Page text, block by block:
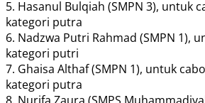
5. Hasanul Bulqiah (SMPN 3), untuk
kategori putra
6. Nadzwa Putri Rahmad (SMPN 1),
kategori putri
7. Ghaisa Althaf (SMPN 1), untuk
kategori putra